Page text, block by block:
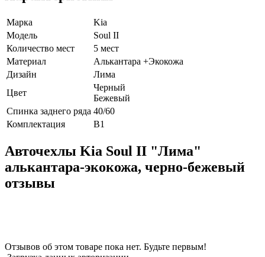
Марка
Kia
Модель
Soul II
Количество мест
5 мест
Материал
Алькантара +Экокожа
Дизайн
Лима
Цвет
Черный
Бежевый
Спинка заднего ряда 40/60
Комплектация
В1
Авточехлы Kia Soul II "Лима"
алькантара-экокожа, черно-бежевый
отзывы
Отзывов об этом товаре пока нет. Будьте первым!